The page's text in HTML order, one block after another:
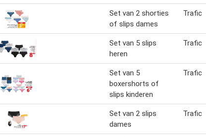
Set van 2 shorties
of slips dames
Trafic
Set van 5 slips
heren
Trafic
Set van 5
boxershorts of
slips kinderen
Trafic
Set van 2 slips
dames
Trafic